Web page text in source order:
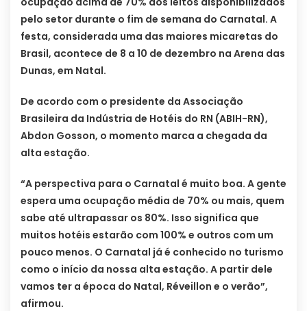
pelo setor durante o fim de semana do Carnatal. A
festa, considerada uma das maiores micaretas do
Brasil, acontece de 8 a 10 de dezembro na Arena das
Dunas, em Natal.
De acordo com o presidente da Associação
Brasileira da Indústria de Hotéis do RN (ABIH-RN),
Abdon Gosson, o momento marca a chegada da
alta estação.
“A perspectiva para o Carnatal é muito boa. A gente
espera uma ocupação média de 70% ou mais, quem
sabe até ultrapassar os 80%. Isso significa que
muitos hotéis estarão com 100% e outros com um
pouco menos. O Carnatal já é conhecido no turismo
como o início da nossa alta estação. A partir dele
vamos ter a época do Natal, Réveillon e o verão”,
afirmou.